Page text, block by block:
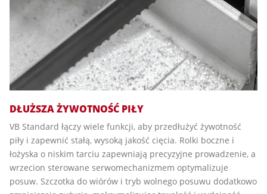
DŁUŻSZA ŻYWOTNOŚĆ PIŁY
VB Standard łączy wiele funkcji, aby przedłużyć żywotność
piły i zapewnić stałą, wysoką jakość cięcia. Rolki boczne i
łożyska o niskim tarciu zapewniają precyzyjne prowadzenie, a
wrzecion sterowane serwomechanizmem optymalizuje
posuw. Szczotka do wiórów i tryb wolnego posuwu dodatkowo